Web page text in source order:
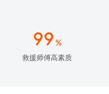
99 %
救援师傅高素质